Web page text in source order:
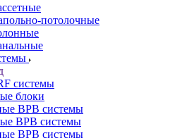
потолочные
системы
блоки
ВРВ системы
ВРВ системы
ВРВ системы